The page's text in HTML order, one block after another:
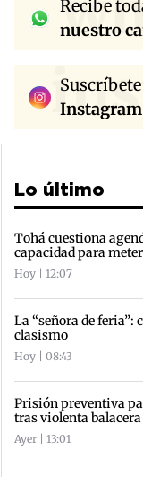
Recibe
nuestro
Instagram
Lo último
Tohá cuestiona
capacidad para
Hoy | 12:07
La “señora de feria”:
clasismo
Hoy | 08:43
Prisión preventiva
tras violenta
Ayer | 13:01